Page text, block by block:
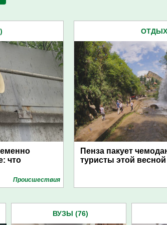
что
Проиcшествия
ОТДЫХ
Пенза пакует
туристы этой весной
ВУЗЫ (76)